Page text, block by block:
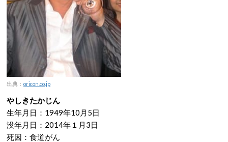
出典： oricon.co.jp
やしきたかじん
生年月日：1949年10月5日
没年月日：2014年１月3日
死因：食道がん